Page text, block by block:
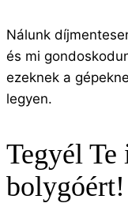
Nálunk
és mi
ezeknek a
legyen.
Tegyél Te
bolygóért!